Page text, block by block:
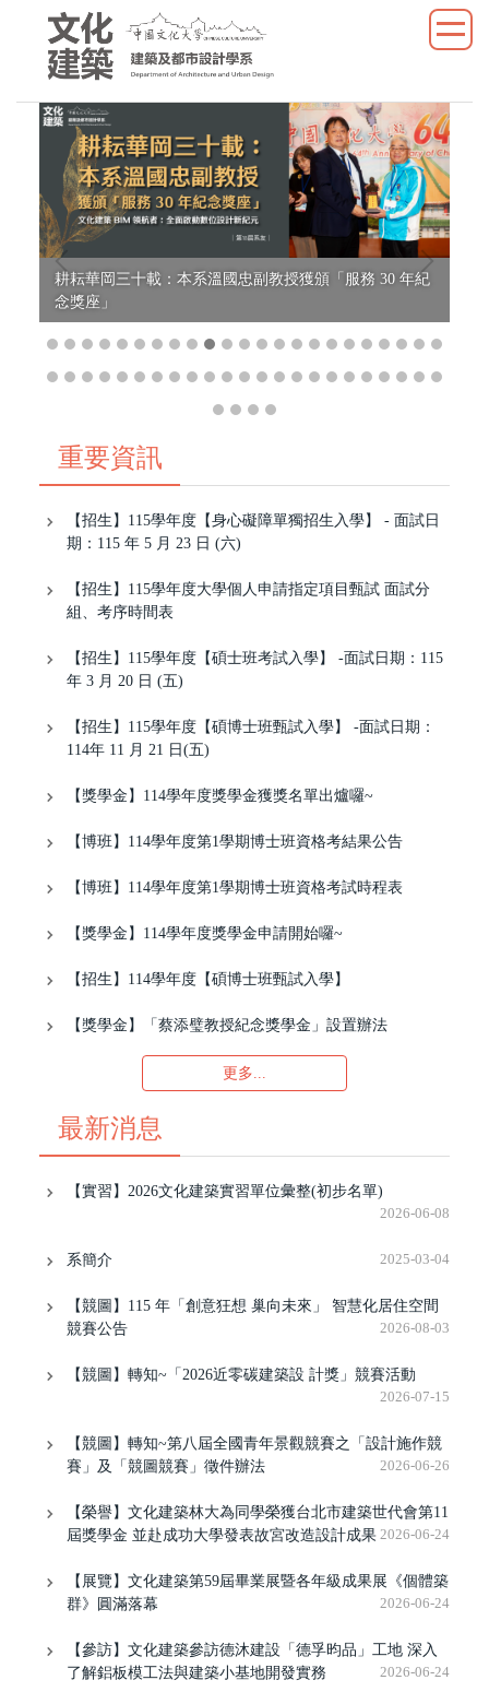
耕耘華岡三十載：本系溫國忠副教授獲頒「服務 30 年紀
念獎座」
重要資訊
【招生】115學年度【身心礙障單獨招生入學】 - 面試日
期：115 年 5 月 23 日 (六)
【招生】115學年度大學個人申請指定項目甄試 面試分
組、考序時間表
【招生】115學年度【碩士班考試入學】 -面試日期：115
年 3 月 20 日 (五)
【招生】115學年度【碩博士班甄試入學】 -面試日期：
114年 11 月 21 日(五)
【獎學金】114學年度獎學金獲獎名單出爐囉~
【博班】114學年度第1學期博士班資格考結果公告
【博班】114學年度第1學期博士班資格考試時程表
【獎學金】114學年度獎學金申請開始囉~
【招生】114學年度【碩博士班甄試入學】
【獎學金】「蔡添璧教授紀念獎學金」設置辦法
更多...
最新消息
【實習】2026文化建築實習單位彙整(初步名單)
2026-06-08
系簡介 2025-03-04
【競圖】115 年「創意狂想 巢向未來」 智慧化居住空間
競賽公告
2026-08-03
【競圖】轉知~「2026近零碳建築設 計獎」競賽活動
2026-07-15
【競圖】轉知~第八屆全國青年景觀競賽之「設計施作競
賽」及「競圖競賽」徵件辦法
2026-06-26
【榮譽】文化建築林大為同學榮獲台北市建築世代會第11
屆獎學金 並赴成功大學發表故宮改造設計成果 2026-06-24
【展覽】文化建築第59屆畢業展暨各年級成果展《個體築
群》圓滿落幕
2026-06-24
【參訪】文化建築參訪德沐建設「德孚昀品」工地 深入
了解鋁板模工法與建築小基地開發實務
2026-06-24